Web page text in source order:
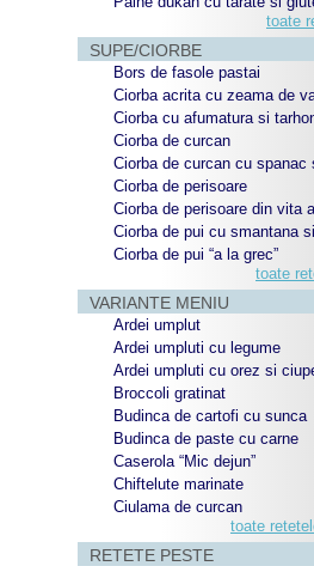
toate
SUPE/CIORBE
Bors de fasole pastai
Ciorba acrita cu zeama de
Ciorba cu afumatura si
Ciorba de curcan
Ciorba de curcan cu spanac
Ciorba de perisoare
Ciorba de perisoare din vita
Ciorba de pui cu smantana
Ciorba de pui “a la grec”
toate
VARIANTE MENIU
Ardei umplut
Ardei umpluti cu legume
Ardei umpluti cu orez si
Broccoli gratinat
Budinca de cartofi cu sunca
Budinca de paste cu carne
Caserola “Mic dejun”
Chiftelute marinate
Ciulama de curcan
toate
RETETE PESTE